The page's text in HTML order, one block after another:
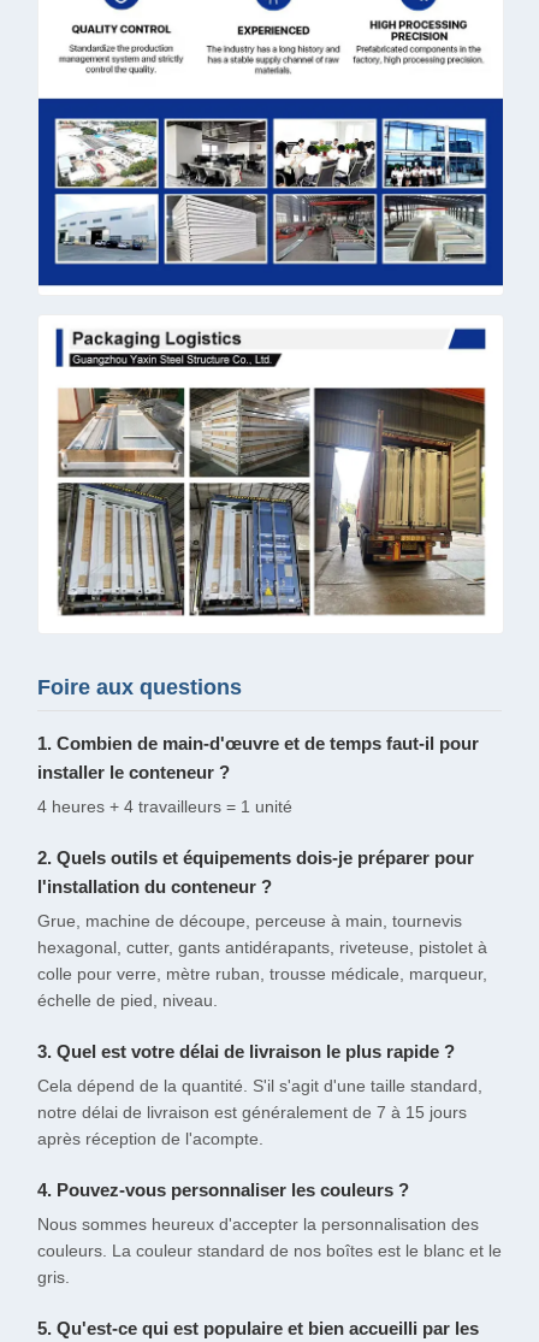
Foire aux questions
1. Combien de main-d'œuvre et de temps faut-il pour
installer le conteneur ?
4 heures + 4 travailleurs = 1 unité
2. Quels outils et équipements dois-je préparer pour
l'installation du conteneur ?
Grue, machine de découpe, perceuse à main, tournevis
hexagonal, cutter, gants antidérapants, riveteuse, pistolet à
colle pour verre, mètre ruban, trousse médicale, marqueur,
échelle de pied, niveau.
3. Quel est votre délai de livraison le plus rapide ?
Cela dépend de la quantité. S'il s'agit d'une taille standard,
notre délai de livraison est généralement de 7 à 15 jours
après réception de l'acompte.
4. Pouvez-vous personnaliser les couleurs ?
Nous sommes heureux d'accepter la personnalisation des
couleurs. La couleur standard de nos boîtes est le blanc et le
gris.
5. Qu'est-ce qui est populaire et bien accueilli par les